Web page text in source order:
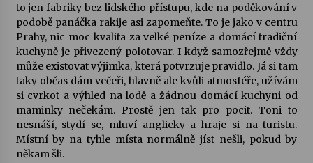
to jen fabriky bez lidského přístupu, kde na poděkování v
podobě panáčka rakije asi zapomeňte. To je jako v centru
Prahy, nic moc kvalita za velké peníze a domácí tradiční
kuchyně je přivezený polotovar. I když samozřejmě vždy
může existovat výjimka, která potvrzuje pravidlo. Já si tam
taky občas dám večeři, hlavně ale kvůli atmosféře, užívám
si cvrkot a výhled na lodě a žádnou domácí kuchyni od
maminky nečekám. Prostě jen tak pro pocit. Toni to
nesnáší, stydí se, mluví anglicky a hraje si na turistu.
Místní by na tyhle místa normálně jíst nešli, pokud by
někam šli.